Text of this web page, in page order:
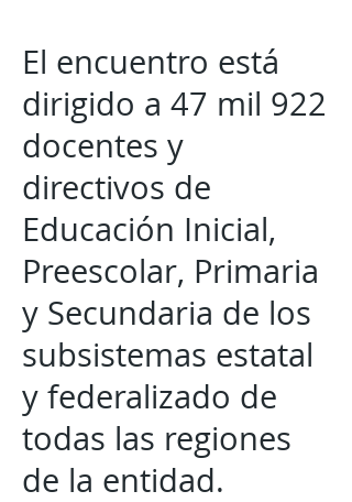
El encuentro está
dirigido a 47 mil 922
docentes y
directivos de
Educación Inicial,
Preescolar, Primaria
y Secundaria de los
subsistemas estatal
y federalizado de
todas las regiones
de la entidad.